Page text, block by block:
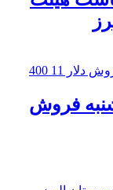
فروش